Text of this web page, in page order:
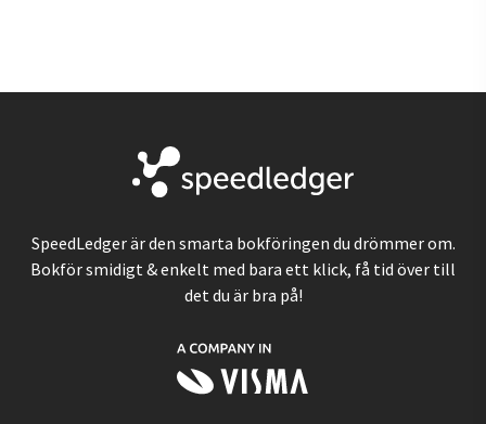
SpeedLedger är den smarta bokföringen du drömmer om.
Bokför smidigt & enkelt med bara ett klick, få tid över till
det du är bra på!